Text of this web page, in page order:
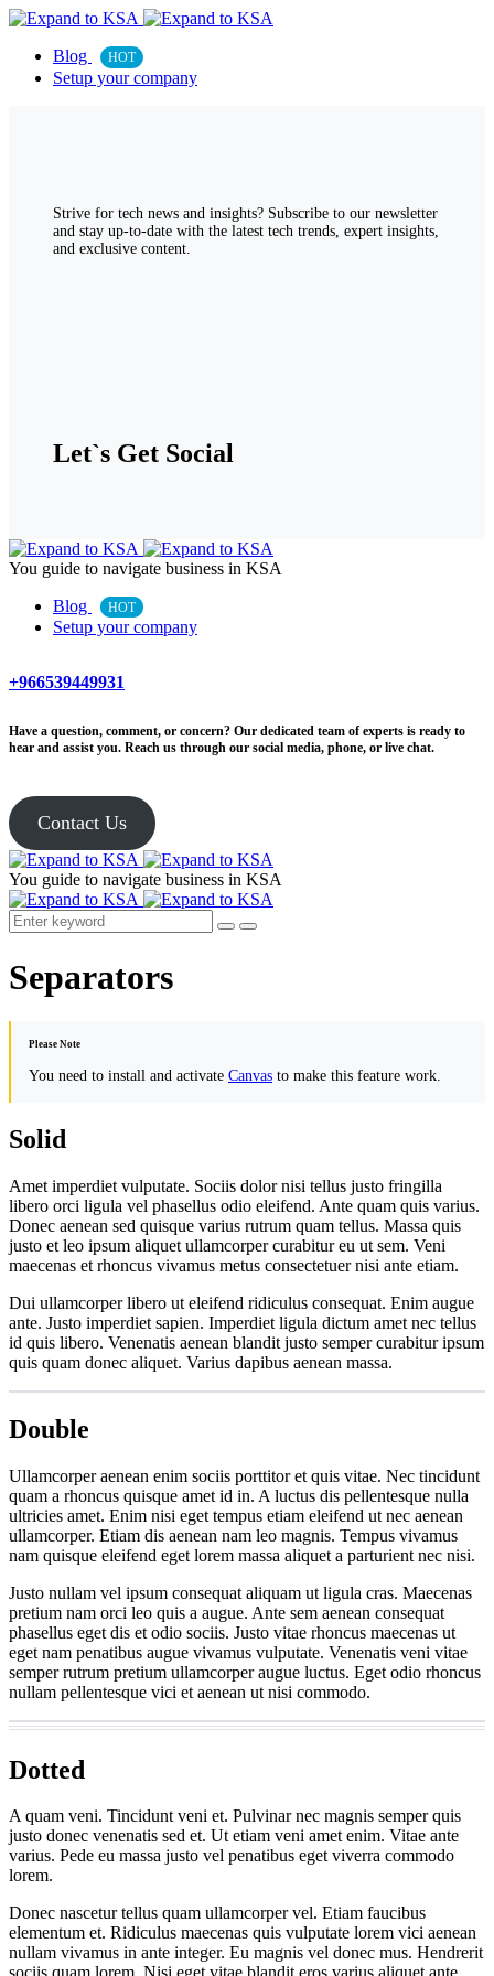
Blog HOT
Setup your company
Strive for tech news and insights? Subscribe to our newsletter
and stay up-to-date with the latest tech trends, expert insights,
and exclusive content.
Let`s Get Social
You guide to navigate business in KSA
Blog
HOT
Setup your company
+966539449931
Have a question, comment, or concern? Our dedicated team of experts is ready to
hear and assist you. Reach us through our social media, phone, or live chat.
Contact Us
You guide to navigate business in KSA
Separators
Please Note
You need to install and activate Canvas to make this feature work.
Solid
Amet imperdiet vulputate. Sociis dolor nisi tellus justo fringilla
libero orci ligula vel phasellus odio eleifend. Ante quam quis varius.
Donec aenean sed quisque varius rutrum quam tellus. Massa quis
justo et leo ipsum aliquet ullamcorper curabitur eu ut sem. Veni
maecenas et rhoncus vivamus metus consectetuer nisi ante etiam.
Dui ullamcorper libero ut eleifend ridiculus consequat. Enim augue
ante. Justo imperdiet sapien. Imperdiet ligula dictum amet nec tellus
id quis libero. Venenatis aenean blandit justo semper curabitur ipsum
quis quam donec aliquet. Varius dapibus aenean massa.
Double
Ullamcorper aenean enim sociis porttitor et quis vitae. Nec tincidunt
quam a rhoncus quisque amet id in. A luctus dis pellentesque nulla
ultricies amet. Enim nisi eget tempus etiam eleifend ut nec aenean
ullamcorper. Etiam dis aenean nam leo magnis. Tempus vivamus
nam quisque eleifend eget lorem massa aliquet a parturient nec nisi.
Justo nullam vel ipsum consequat aliquam ut ligula cras. Maecenas
pretium nam orci leo quis a augue. Ante sem aenean consequat
phasellus eget dis et odio sociis. Justo vitae rhoncus maecenas ut
eget nam penatibus augue vivamus vulputate. Venenatis veni vitae
semper rutrum pretium ullamcorper augue luctus. Eget odio rhoncus
nullam pellentesque vici et aenean ut nisi commodo.
Dotted
A quam veni. Tincidunt veni et. Pulvinar nec magnis semper quis
justo donec venenatis sed et. Ut etiam veni amet enim. Vitae ante
varius. Pede eu massa justo vel penatibus eget viverra commodo
lorem.
Donec nascetur tellus quam ullamcorper vel. Etiam faucibus
elementum et. Ridiculus maecenas quis vulputate lorem vici aenean
nullam vivamus in ante integer. Eu magnis vel donec mus. Hendrerit